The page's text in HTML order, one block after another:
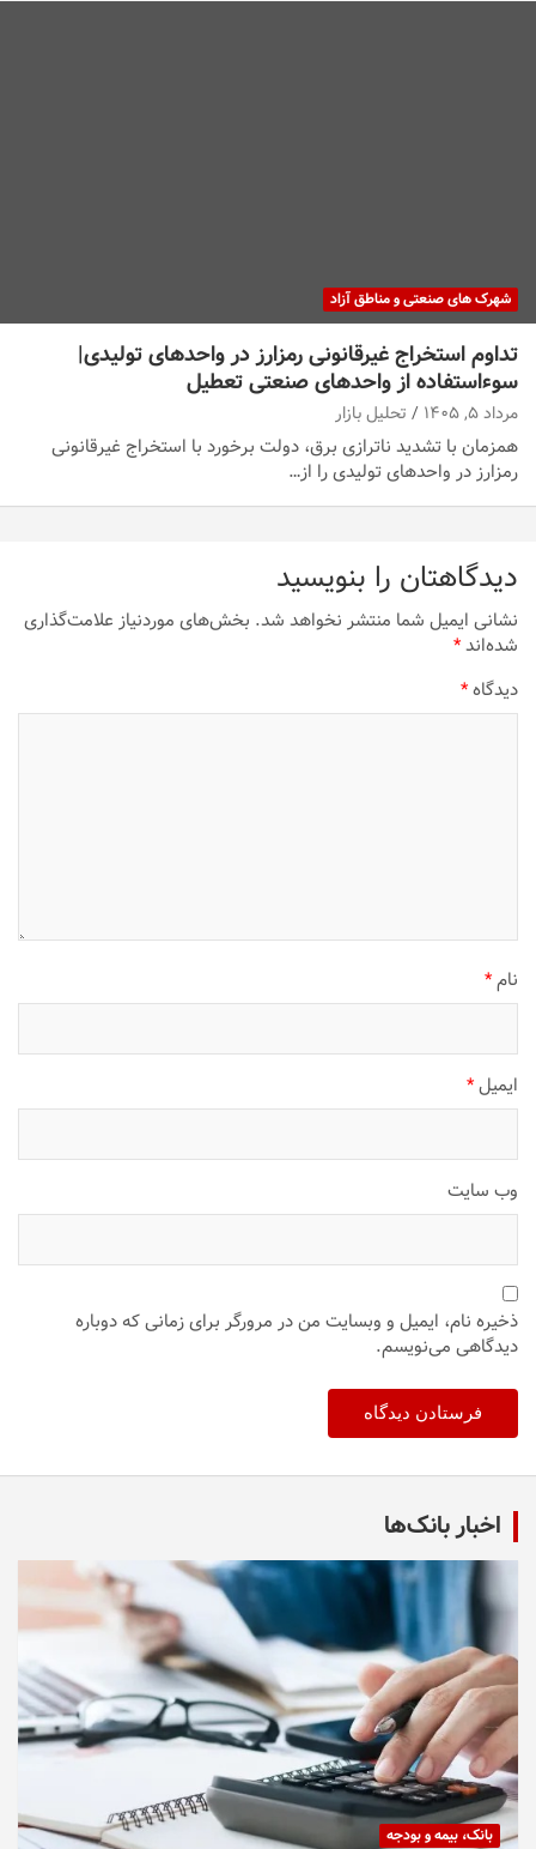
شهرک های صنعتی و مناطق آزاد
تداوم استخراج غیرقانونی رمزارز در واحدهای تولیدی|
سوءاستفاده از واحدهای صنعتی تعطیل
مرداد ۵, ۱۴۰۵ تحلیل بازار
همزمان با تشدید ناترازی برق، دولت برخورد با استخراج غیرقانونی
رمزارز در واحدهای تولیدی را از…
دیدگاهتان را بنویسید
نشانی ایمیل شما منتشر نخواهد شد.بخش‌های موردنیاز علامت‌گذاری
شده‌اند*
دیدگاه*
نام*
ایمیل*
وب‌ سایت
ذخیره نام، ایمیل و وبسایت من در مرورگر برای زمانی که دوباره
دیدگاهی می‌نویسم.
اخبار بانک‌ها
بانک، بیمه و بودجه